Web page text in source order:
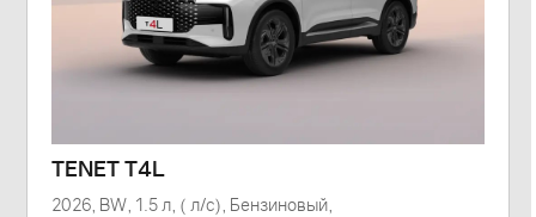
TENET T4L
2026, BW, 1.5 л, ( л/с), Бензиновый,